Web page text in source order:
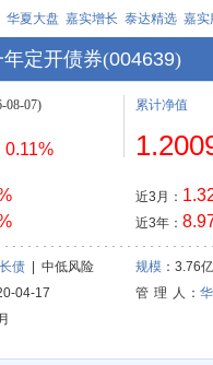
华夏大盘 嘉实增长 泰达精选 嘉实
定开债券(004639)
08-07)
0.11%
累计净值
近3月：
近3年：
债| 中低风险 规模：3.76
04-17 管 理 人 ：